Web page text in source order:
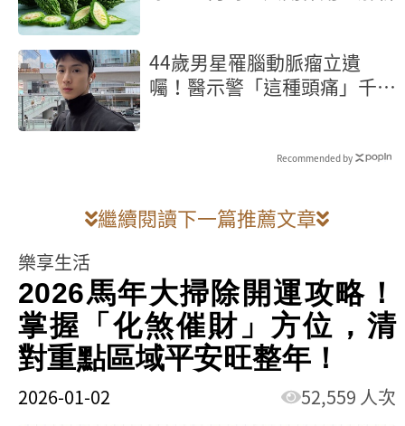
44歲男星罹腦動脈瘤立遺
囑！醫示警「這種頭痛」千萬
Recommended by
繼續閱讀下一篇推薦文章
樂享生活
2026馬年大掃除開運攻略！
掌握「化煞催財」方位，清
對重點區域平安旺整年！
2026-01-02 52,559 人次